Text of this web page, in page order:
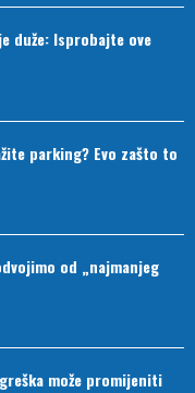
duže: Isprobajte ove
parking? Evo zašto to
od „najmanjeg
može promijeniti